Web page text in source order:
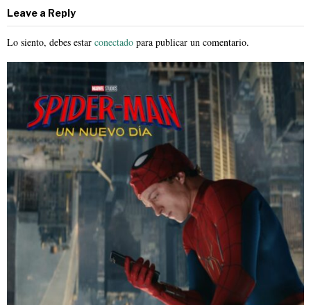
Leave a Reply
Lo siento, debes estar conectado para publicar un comentario.